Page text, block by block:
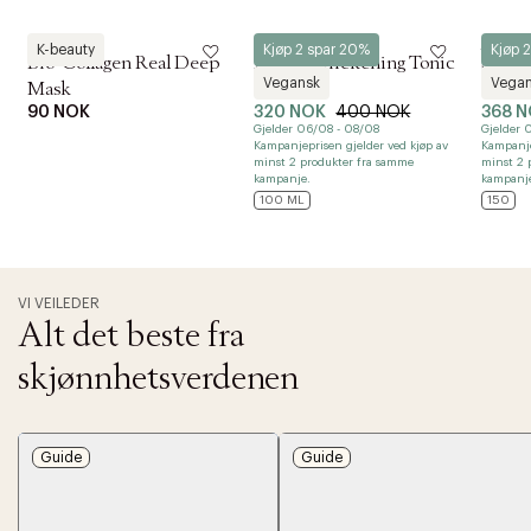
K-beauty
Biodance
Bio-Collagen Real Deep
Mask
90 NOK
Kjøp 2 spar 20%
Vegansk
Aveda
Aveda Thickening Tonic
100 ml
320 NOK 400 NOK
Gjelder 06/08 - 08/08
Kampanjeprisen gjelder ved kjøp av
minst 2 produkter fra samme
kampanje.
100 ML
Kjøp
Aveda
368
Gjelder
minst 2
150
VI VEILEDER
Alt det beste fra
skjønnhetsverdenen
Guide Guide